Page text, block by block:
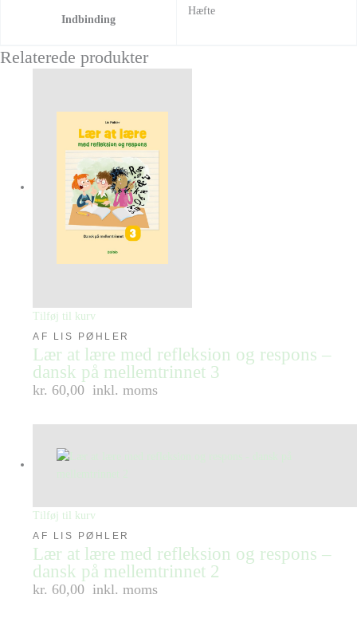
Indbinding
Hæfte
Relaterede produkter
Tilføj til kurv
AF LIS PØHLER
Lær at lære med refleksion og respons –
dansk på mellemtrinnet 3
kr. 60,00 inkl. moms
Tilføj til kurv
AF LIS PØHLER
Lær at lære med refleksion og respons –
dansk på mellemtrinnet 2
kr. 60,00 inkl. moms